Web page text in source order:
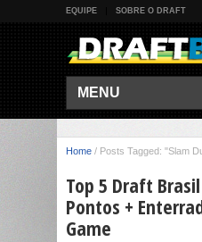
EQUIPE SOBRE O DRAFT
MENU
Home / Posts Tagged: "Slam
Top 5 Draft
Pontos +
Game